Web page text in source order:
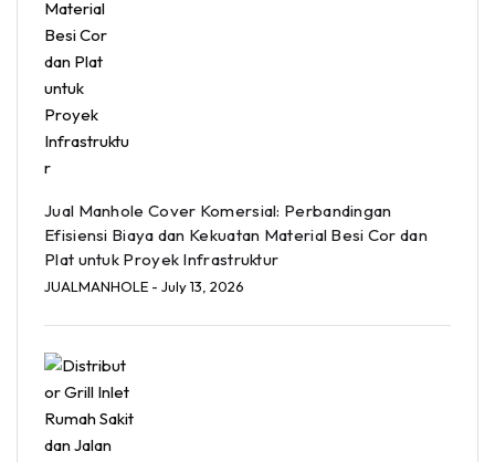
Jual Manhole Cover Komersial: Perbandingan
Efisiensi Biaya dan Kekuatan Material Besi Cor dan
Plat untuk Proyek Infrastruktur
JUALMANHOLE - July 13, 2026